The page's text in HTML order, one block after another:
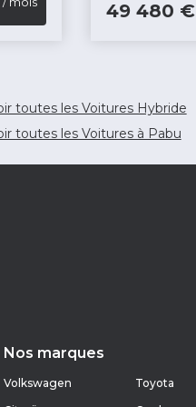
49 480 €
toutes les Voitures Hybride
toutes les Voitures à Pabu
Nos marques
Volkswagen Toyota